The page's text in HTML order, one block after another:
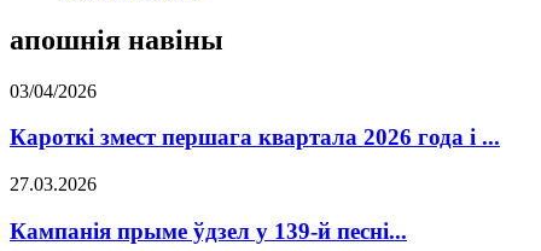
апошнія навіны
03/04/2026
Кароткі змест першага квартала 2026 года і ...
27.03.2026
Кампанія прыме ўдзел у 139-й песні...